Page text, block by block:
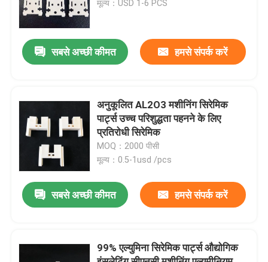
हमारे बारे में
कारखाना भ्रमण
गुणवत्ता नियंत्रण
संपर्क करें
एक उद्धरण का अनुरोध करें
मूल्य：USD 1-6 PCS
सबसे अच्छी कीमत हमसे संपर्क करें
अनुकूलित AL2O3 मशीनिंग सिरेमिक
पार्ट्स उच्च परिशुद्धता पहनने के लिए
प्रतिरोधी सिरेमिक
MOQ：2000 पीसी
मूल्य：0.5-1usd /pcs
सबसे अच्छी कीमत हमसे संपर्क करें
99% एल्युमिना सिरेमिक पार्ट्स औद्योगिक